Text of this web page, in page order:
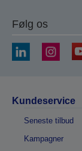
Følg os
Kundeservice
Seneste tilbud
Kampagner